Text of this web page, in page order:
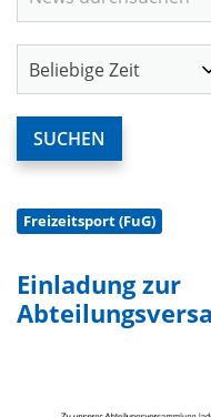
Freizeitsport (FuG)
Einladung zur